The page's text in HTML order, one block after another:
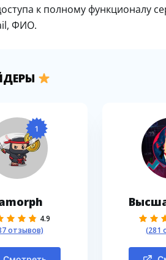
к полному функционалу
ФИО.
1
4.9
отзывов)
(281